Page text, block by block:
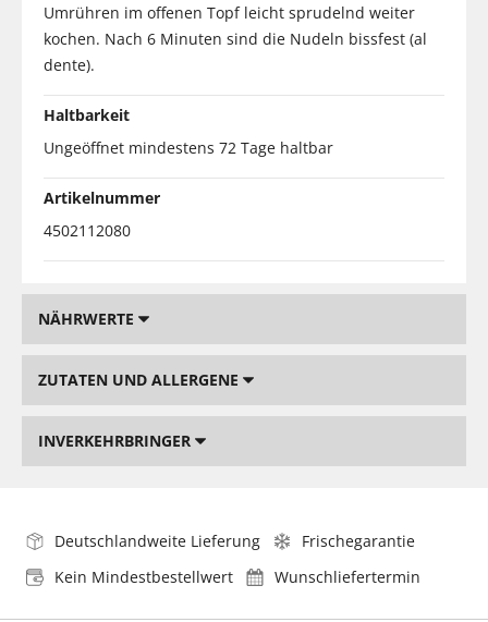
Umrühren im offenen Topf leicht sprudelnd weiter
kochen. Nach 6 Minuten sind die Nudeln bissfest (al
dente).
Haltbarkeit
Ungeöffnet mindestens 72 Tage haltbar
Artikelnummer
4502112080
NÄHRWERTE
ZUTATEN UND ALLERGENE
INVERKEHRBRINGER
Deutschlandweite Lieferung
Frischegarantie
Kein Mindestbestellwert
Wunschliefertermin